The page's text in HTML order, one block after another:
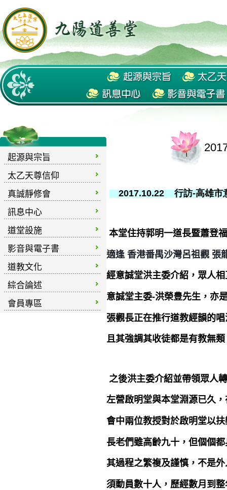
起源與宗旨
太乙天尊信仰
真誠靜修會
訊息中心
道堂設施
影音與電子書
道教文化
綜合論述
會員專區
2017.10.22行訪-高雄
本堂住持郭明一道長暨蕭登
適逢 香港番禺沙灣呂祖觀 張
經意誠堂洪主委介紹，眾人
意誠堂主委-洪榮豊先生，亦
張觀長正在推行道教經韻的
且其強調其收徒都是有教無
之後洪主委介紹並帶領眾人
左營啟明堂與本堂淵源已久 ，
會中兩位教授對於啟明堂以
長老們雖高齡九十，但個個
其過程之繁複及謹慎，不是
須動員數十人，歷經數月到整